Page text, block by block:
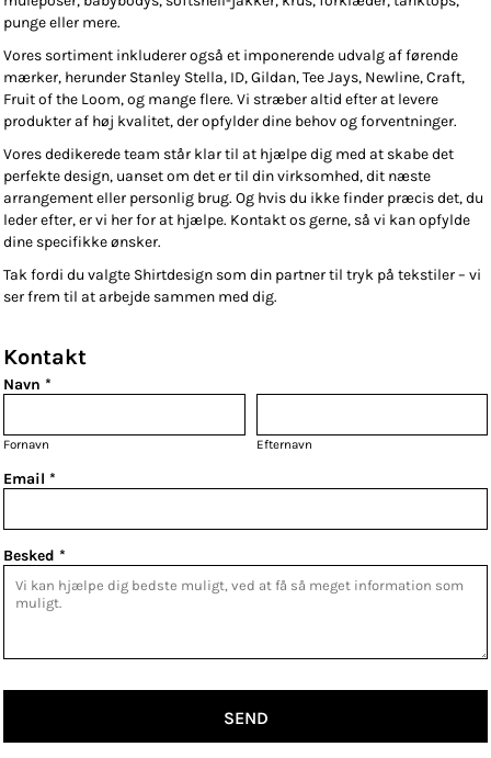
punge eller mere.
Vores sortiment inkluderer også et imponerende udvalg af førende
mærker, herunder Stanley Stella, ID, Gildan, Tee Jays, Newline, Craft,
Fruit of the Loom, og mange flere. Vi stræber altid efter at levere
produkter af høj kvalitet, der opfylder dine behov og forventninger.
Vores dedikerede team står klar til at hjælpe dig med at skabe det
perfekte design, uanset om det er til din virksomhed, dit næste
arrangement eller personlig brug. Og hvis du ikke finder præcis det, du
leder efter, er vi her for at hjælpe. Kontakt os gerne, så vi kan opfylde
dine specifikke ønsker.
Tak fordi du valgte Shirtdesign som din partner til tryk på tekstiler – vi
ser frem til at arbejde sammen med dig.
Kontakt
Navn *
Fornavn Efternavn
Email *
Besked *
SEND